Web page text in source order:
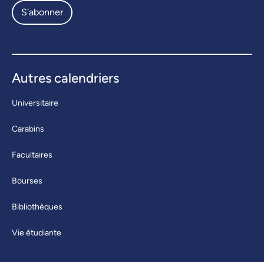
S'abonner
Autres calendriers
Universitaire
Carabins
Facultaires
Bourses
Bibliothèques
Vie étudiante